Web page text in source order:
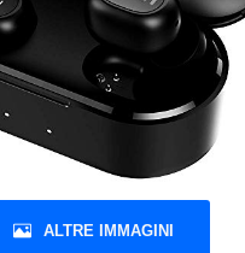
ALTRE IMMAGINI